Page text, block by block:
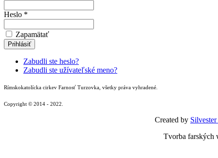
Heslo *
Zapamätať
Zabudli ste heslo?
Zabudli ste užívateľské meno?
Rímskokatolícka cirkev Farnosť Turzovka, všetky práva vyhradené.
Copyright © 2014 - 2022.
Created by
Tvorba farských